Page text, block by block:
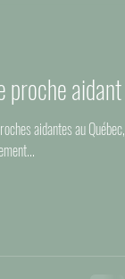
proche aidant
aidantes au Québec,